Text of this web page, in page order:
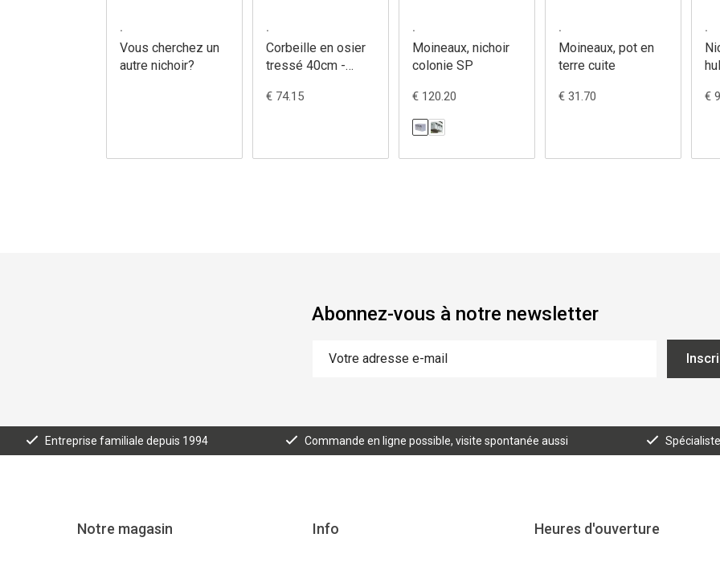
.
Vous cherchez un
autre nichoir?
.
Corbeille en osier
tressé 40cm -
€ 74.15
.
Moineaux, nichoir
colonie SP
€ 120.20
.
Moineaux, pot en
terre cuite
€ 31.70
.
€
Abonnez-vous à notre newsletter
Entreprise familiale depuis 1994 Commande en ligne possible, visite spontanée aussi
Notre magasin Info Heures d'ouverture